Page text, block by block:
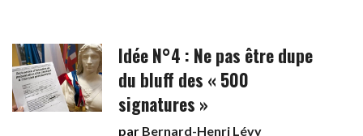
Idée N°4 : Ne pas être dupe
du bluff des « 500
signatures »
par Bernard-Henri Lévy